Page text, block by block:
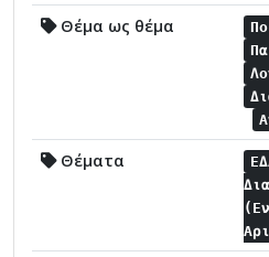
Θέμα ως θέμα
Θέματα